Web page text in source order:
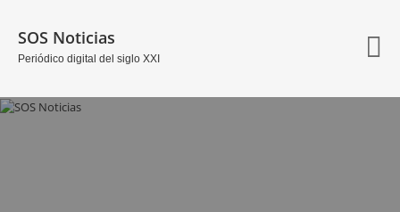
SOS Noticias
Periódico digital del siglo XXI